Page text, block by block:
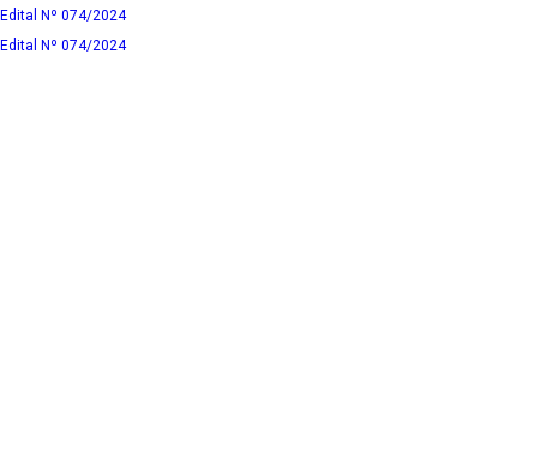
Edital Nº 074/2024
Edital Nº 074/2024